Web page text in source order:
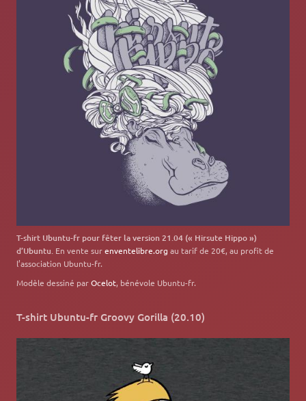
T-shirt Ubuntu-fr pour fêter la version 21.04 (« Hirsute Hippo »)
d’Ubuntu. En vente surenventelibre.org au tarif de 20€, au profit de
l’association Ubuntu-fr.
Modèle dessiné parOcelot, bénévole Ubuntu-fr.
T-shirt Ubuntu-fr Groovy Gorilla (20.10)